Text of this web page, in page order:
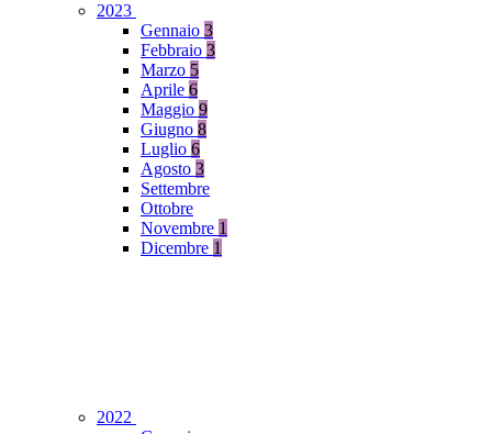
2023
Gennaio 3
Febbraio 3
Marzo 5
Aprile 6
Maggio 9
Giugno 8
Luglio 6
Agosto 3
Settembre
Ottobre
Novembre 1
Dicembre 1
2022